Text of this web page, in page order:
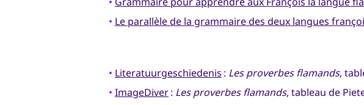
• Le parallèle de la grammaire des deux langues
• Literatuurgeschiedenis : Les proverbes flamands,
• ImageDiver: Les proverbes flamands, tableau de